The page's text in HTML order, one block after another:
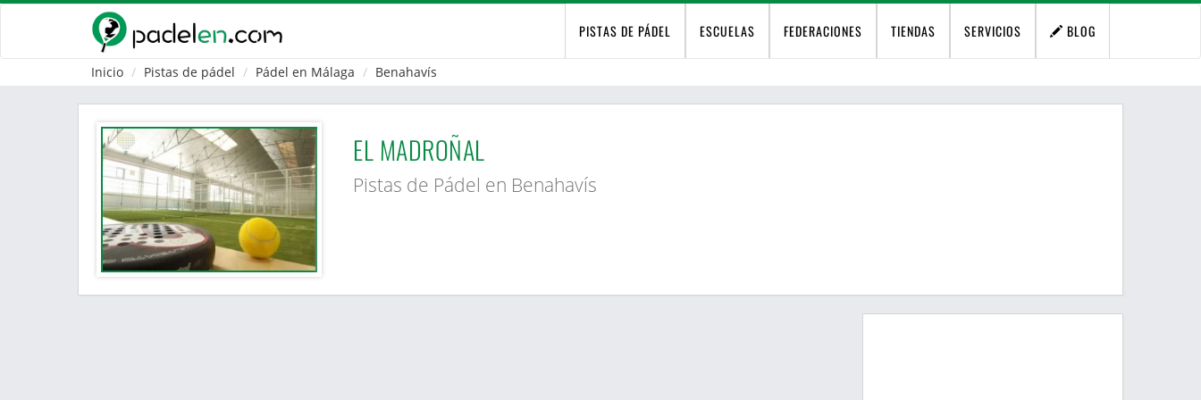
PISTAS DE PÁDEL ESCUELAS FEDERACIONES TIENDAS SERVICIOS BLOG
Inicio Pistas de pádel Pádel en Málaga Benahavís
EL MADROÑAL
Pistas de Pádel en Benahavís